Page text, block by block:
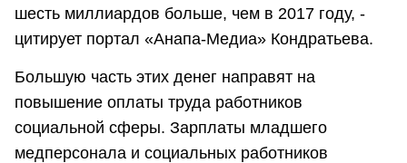
шесть миллиардов больше, чем в 2017 году, -
цитирует портал «Анапа-Медиа» Кондратьева.
Большую часть этих денег направят на
повышение оплаты труда работников
социальной сферы. Зарплаты младшего
медперсонала и социальных работников